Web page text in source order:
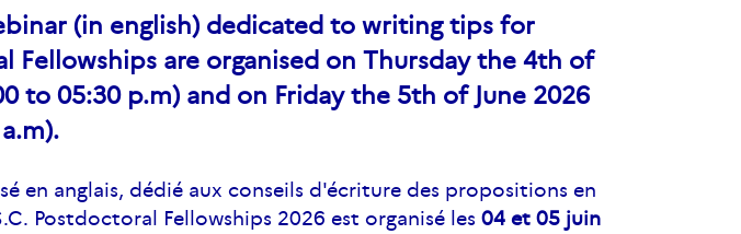
(in english) dedicated to writing tips for
Fellowships are organised on Thursday the 4th of
to 05:30 p.m) and on Friday the 5th of June 2026
en anglais, dédié aux conseils d'écriture des propositions en
Postdoctoral Fellowships 2026 est organisé les04 et 05 juin